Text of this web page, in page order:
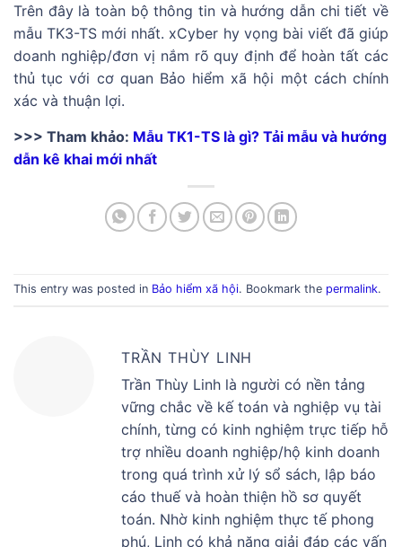
Trên đây là toàn bộ thông tin và hướng dẫn chi tiết về
mẫu TK3-TS mới nhất. xCyber hy vọng bài viết đã giúp
doanh nghiệp/đơn vị nắm rõ quy định để hoàn tất các
thủ tục với cơ quan Bảo hiểm xã hội một cách chính
xác và thuận lợi.
>>> Tham khảo: Mẫu TK1-TS là gì? Tải mẫu và hướng
dẫn kê khai mới nhất
This entry was posted in Bảo hiểm xã hội. Bookmark the permalink.
TRẦN THÙY LINH
Trần Thùy Linh là người có nền tảng
vững chắc về kế toán và nghiệp vụ tài
chính, từng có kinh nghiệm trực tiếp hỗ
trợ nhiều doanh nghiệp/hộ kinh doanh
trong quá trình xử lý sổ sách, lập báo
cáo thuế và hoàn thiện hồ sơ quyết
toán. Nhờ kinh nghiệm thực tế phong
phú, Linh có khả năng giải đáp các vấn